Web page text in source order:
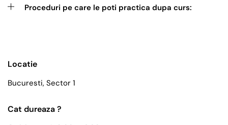
Proceduri pe care le poti practica dupa curs:
Locatie
Bucuresti, Sector 1
Cat dureaza ?